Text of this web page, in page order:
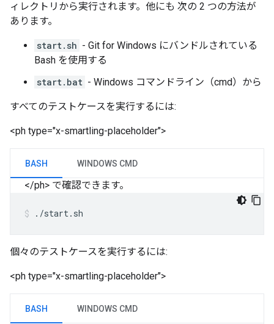
ィレクトリから実行されます。他にも 次の 2 つの方法が
あります。
start.sh - Git for Windows にバンドルされている
Bash を使用する
start.bat - Windows コマンドライン（cmd）から
すべてのテストケースを実行するには:
<ph type="x-smartling-placeholder">
BASH WINDOWS CMD
</ph> で確認できます。
./start.sh
個々のテストケースを実行するには:
<ph type="x-smartling-placeholder">
BASH WINDOWS CMD